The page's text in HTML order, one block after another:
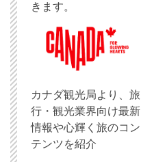
きます。
​カナダ観光局より、旅
行・観光業界向け最新
情報や心輝く旅のコン
テンツを紹介